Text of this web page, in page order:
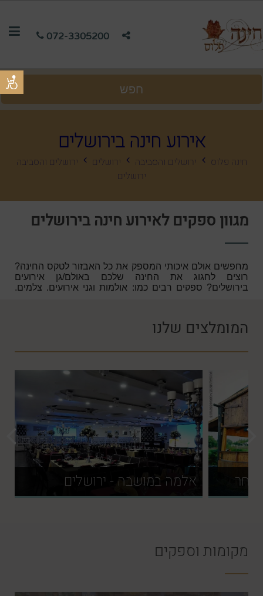
072-3305200
חפש
אירוע חינה בירושלים
חינה פלוס ירושלים והסביבה ירושלים
ירושלים והסביבה
ירושלים
מגוון ספקים לאירוע חינה בירושלים
מחפשים אולם איכותי המספק את כל האבזור לטקס החינה?
רוצים לחגוג את החינה שלכם באולם/גן אירועים
בירושלים? ספקים רבים כמו: אולמות וגני אירועים, צלמים,
המומלצים שלנו
שחר אלמה במושבה - ירושלים
מקומות וספקים